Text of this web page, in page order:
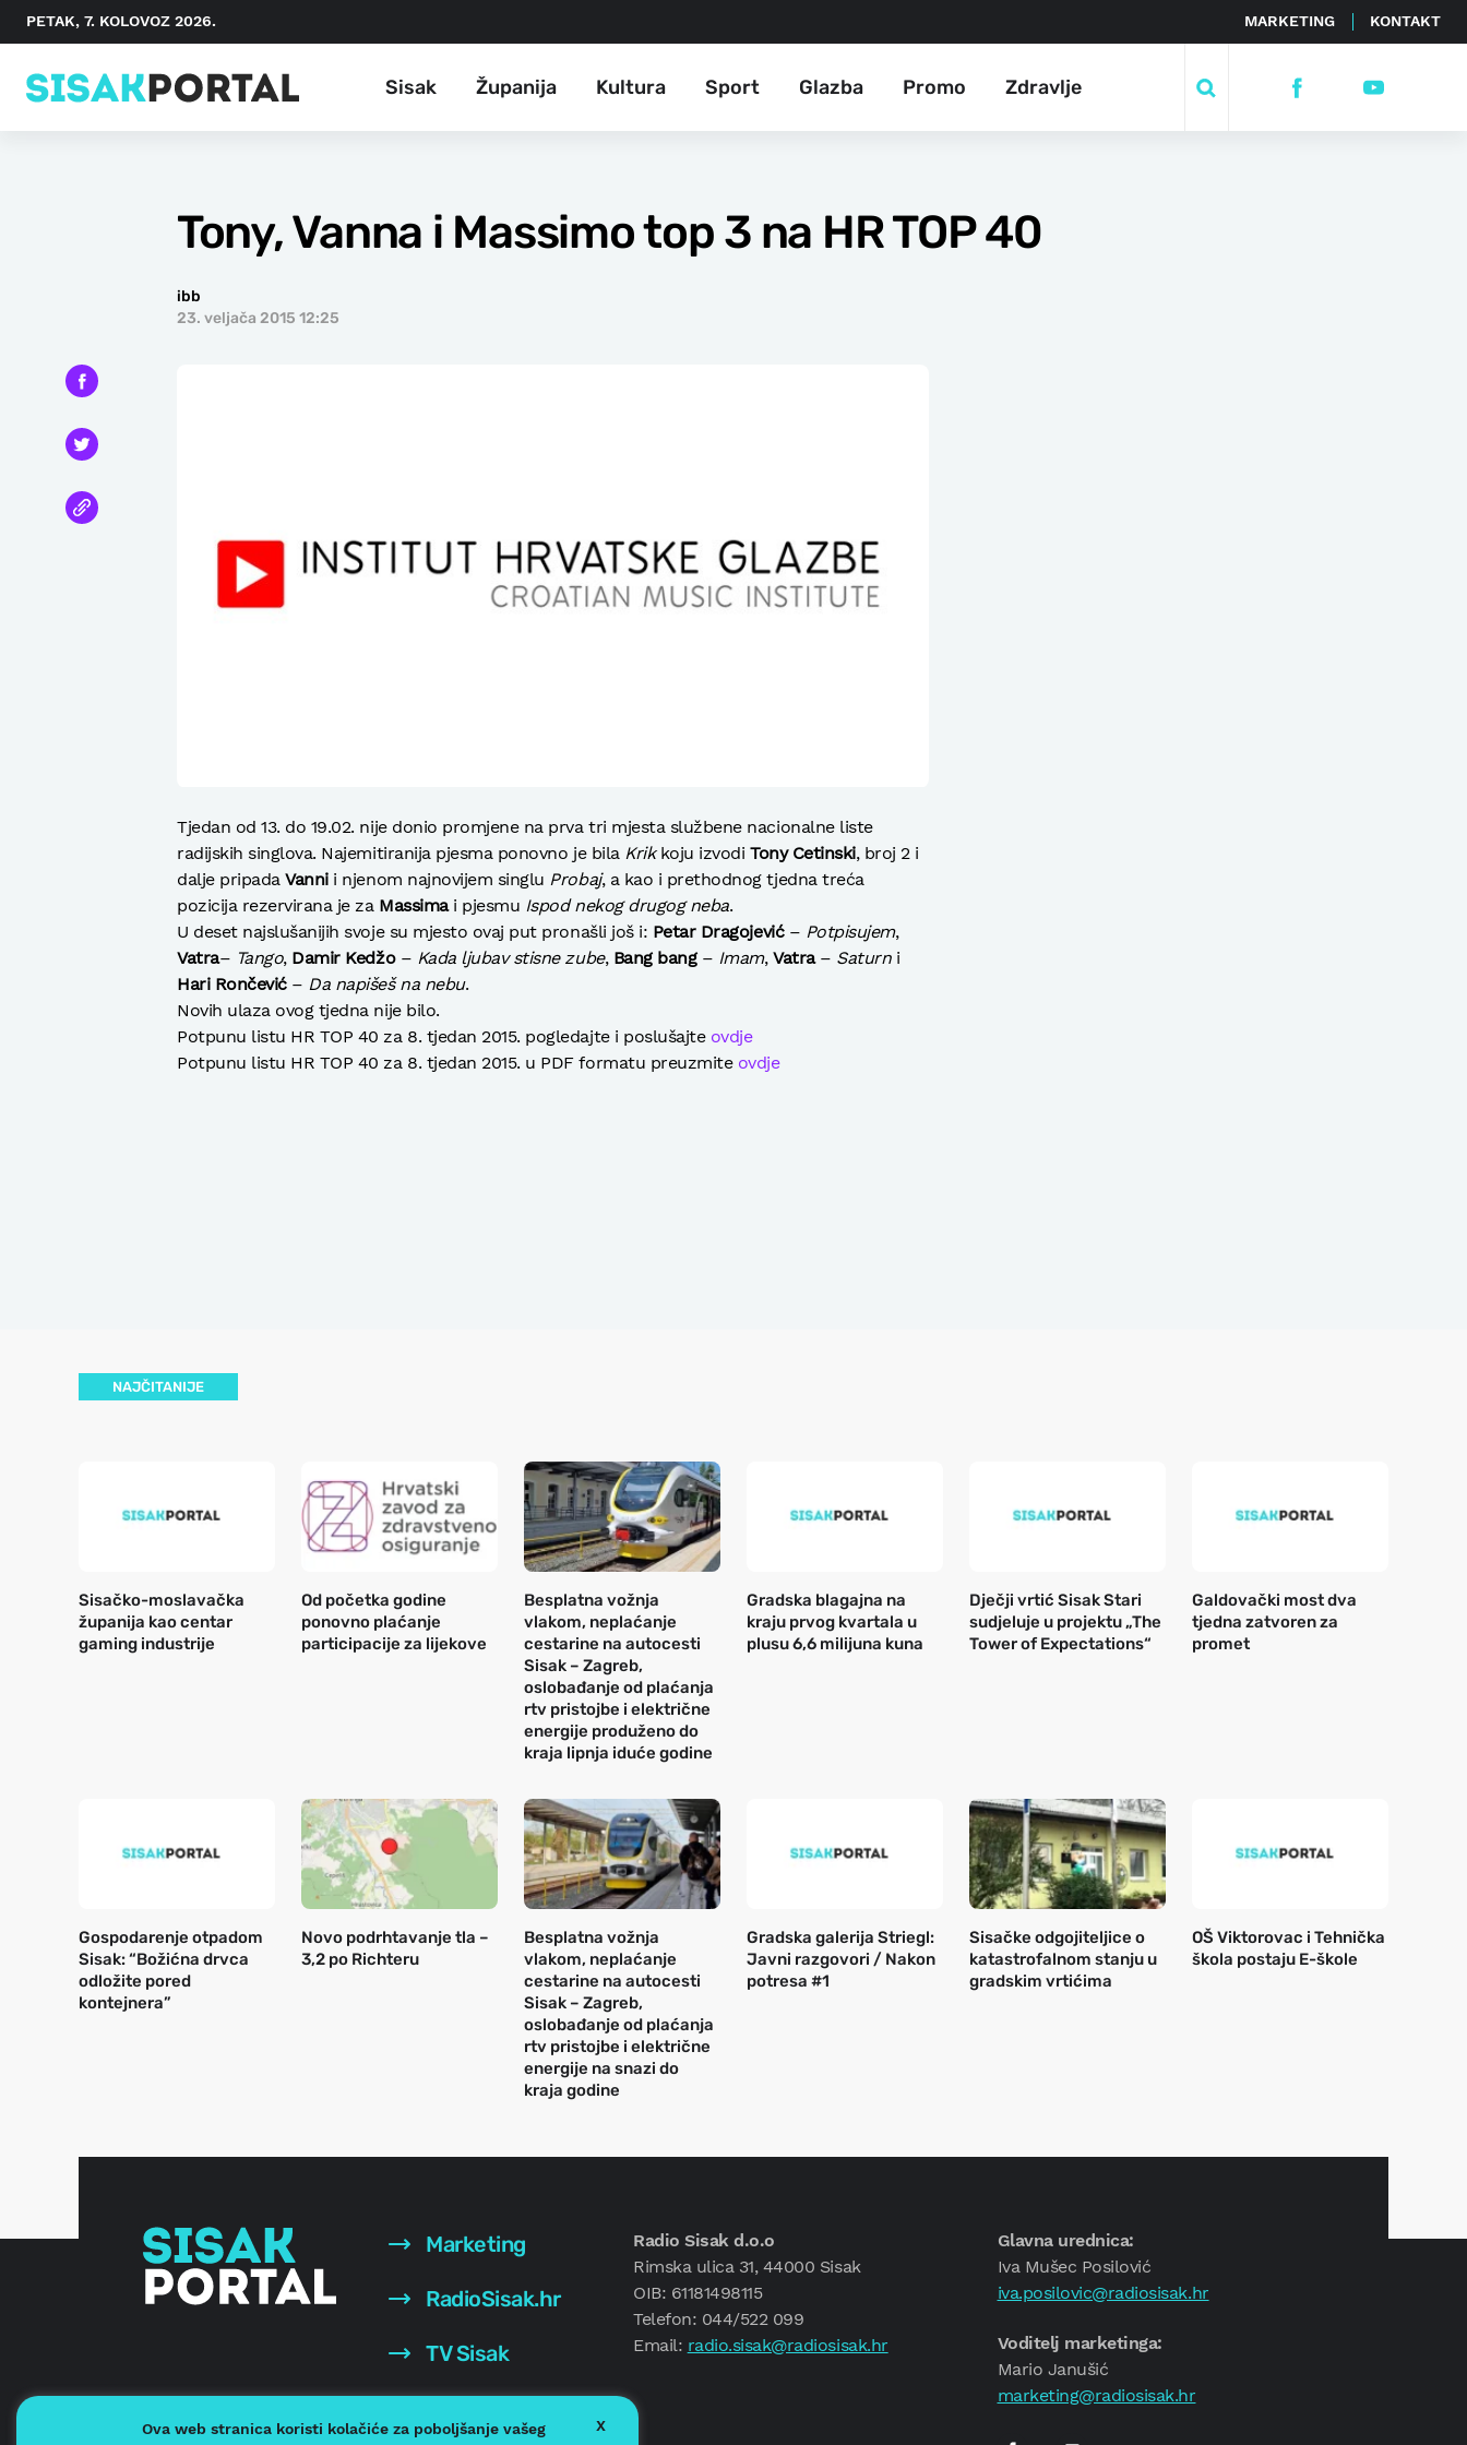
PETAK, 7. KOLOVOZ 2026. MARKETING KONTAKT
Sisak Županija Kultura Sport Glazba Promo Zdravlje
Tony, Vanna i Massimo top 3 na HR TOP 40
ibb
23. veljača 2015 12:25
Tjedan od 13. do 19.02. nije donio promjene na prva tri mjesta službene nacionalne liste
radijskih singlova. Najemitiranija pjesma ponovno je bila Krikkoju izvodiTony Cetinski, broj 2 i
dalje pripadaVannii njenom najnovijem singlu Probaj, a kao i prethodnog tjedna treća
pozicija rezervirana je za Massimai pjesmu Ispod nekog drugog neba.
U deset najslušanijih svoje su mjesto ovaj put pronašli još i: Petar Dragojević– Potpisujem,
Vatra– Tango, Damir Kedžo– Kada ljubav stisne zube, Bang bang– Imam,Vatra– Saturni
Hari Rončević– Da napišeš na nebu.
Novih ulaza ovog tjedna nije bilo.
Potpunu listu HR TOP 40 za 8. tjedan 2015. pogledajte i poslušajte ovdje
Potpunu listu HR TOP 40 za 8. tjedan 2015. u PDF formatu preuzmite ovdje
NAJČITANIJE
Sisačko-moslavačka
županija kao centar
gaming industrije
Od početka godine
ponovno plaćanje
participacije za lijekove
Besplatna vožnja
vlakom, neplaćanje
cestarine na autocesti
Sisak – Zagreb,
oslobađanje od plaćanja
rtv pristojbe i električne
energije produženo do
kraja lipnja iduće godine
Gradska blagajna na
kraju prvog kvartala u
plusu 6,6 milijuna kuna
Dječji vrtić Sisak Stari
sudjeluje u projektu „The
Tower of Expectations“
Galdovački most dva
tjedna zatvoren za
promet
Gospodarenje otpadom
Sisak: “Božićna drvca
odložite pored
kontejnera”
Novo podrhtavanje tla –
3,2 po Richteru
Besplatna vožnja
vlakom, neplaćanje
cestarine na autocesti
Sisak – Zagreb,
oslobađanje od plaćanja
rtv pristojbe i električne
energije na snazi do
kraja godine
Gradska galerija Striegl:
Javni razgovori / Nakon
potresa #1
Sisačke odgojiteljice o
katastrofalnom stanju u
gradskim vrtićima
OŠ Viktorovac i Tehnička
škola postaju E-škole
Marketing
RadioSisak.hr
TV Sisak
Radio Sisak d.o.o
Rimska ulica 31, 44000 Sisak
OIB: 61181498115
Telefon: 044/522 099
Email: radio.sisak@radiosisak.hr
Glavna urednica:
Iva Mušec Posilović
iva.posilovic@radiosisak.hr
Voditelj marketinga:
Mario Janušić
marketing@radiosisak.hr
Ova web stranica koristi kolačiće za poboljšanje vašeg
X